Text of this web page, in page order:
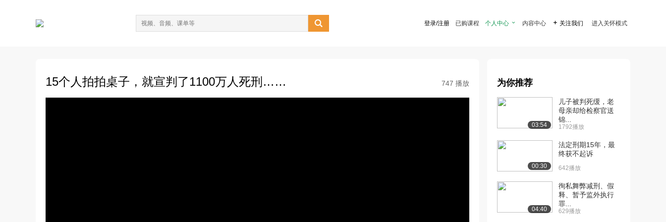
 登录/注册 已购课程 个人中心  内容中心  关注我们 进入关怀模式
15个人拍拍桌子，就宣判了1100万人死刑…… 747 播放 为你推荐
03:54
儿子被判死缓，老
母亲却给检察官送
锦...
1792播放
00:30
法定刑期15年，最
终获不起诉
642播放
04:40
徇私舞弊减刑、假
释、暂予监外执行
罪...
629播放